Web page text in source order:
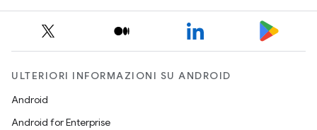
ULTERIORI INFORMAZIONI SU ANDROID
Android
Android for Enterprise